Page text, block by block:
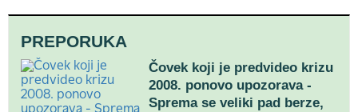
PREPORUKA
Čovek koji je predvideo krizu
2008. ponovo upozorava -
Sprema se veliki pad berze,